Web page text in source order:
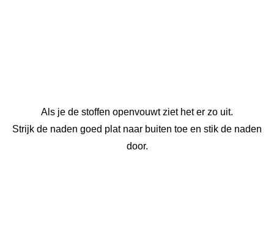
Als je de stoffen openvouwt ziet het er zo uit.
Strijk de naden goed plat naar buiten toe en stik de naden
door.